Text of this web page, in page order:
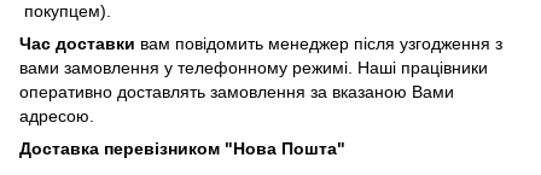
покупцем).
Час доставки вам повідомить менеджер після узгодження з
вами замовлення у телефонному режимі. Наші працівники
оперативно доставлять замовлення за вказаною Вами
адресою.
Доставка перевізником "Нова Пошта"